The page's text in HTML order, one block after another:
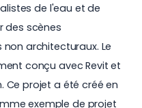
de l'eau et de
des scènes
architecturaux. Le
conçu avec Revit et
Ce projet a été créé en
exemple de projet